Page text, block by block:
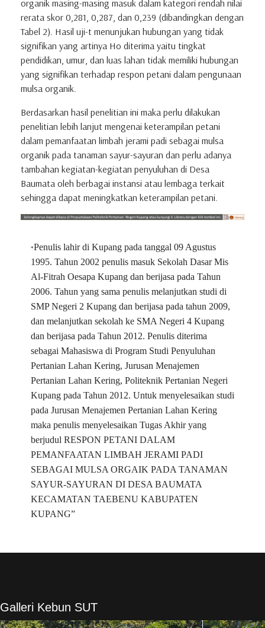
organik masing-masing masuk dalam kategori rendah nilai
rerata skor 0,281, 0,287, dan 0,239 (dibandingkan dengan
Tabel 2). Hasil uji-t menunjukan hubungan yang tidak
signifikan yang artinya Ho diterima yaitu tingkat
pendidikan, umur, dan luas lahan tidak memiliki hubungan
yang signifikan terhadap respon petani dalam pengunaan
mulsa organik.
Berdasarkan hasil penelitian ini maka perlu dilakukan
penelitian lebih lanjut mengenai keterampilan petani
dalam pemanfaatan limbah jerami padi sebagai mulsa
organik pada tanaman sayur-sayuran dan perlu adanya
tambahan kegiatan-kegiatan penyuluhan di Desa
Baumata oleh berbagai instansi atau lembaga terkait
sehingga dapat meningkatkan keterampilan petani.
*Penulis lahir di Kupang pada tanggal 09 Agustus
1995. Tahun 2002 penulis masuk Sekolah Dasar Mis
Al-Fitrah Oesapa Kupang dan berijasa pada Tahun
2006. Tahun yang sama penulis melanjutkan studi di
SMP Negeri 2 Kupang dan berijasa pada tahun 2009,
dan melanjutkan sekolah ke SMA Negeri 4 Kupang
dan berijasa pada Tahun 2012. Penulis diterima
sebagai Mahasiswa di Program Studi Penyuluhan
Pertanian Lahan Kering, Jurusan Menajemen
Pertanian Lahan Kering, Politeknik Pertanian Negeri
Kupang pada Tahun 2012. Untuk menyelesaikan studi
pada Jurusan Menajemen Pertanian Lahan Kering
maka penulis menyelesaikan Tugas Akhir yang
berjudul RESPON PETANI DALAM
PEMANFAATAN LIMBAH JERAMI PADI
SEBAGAI MULSA ORGAIK PADA TANAMAN
SAYUR-SAYURAN DI DESA BAUMATA
KECAMATAN TAEBENU KABUPATEN
KUPANG”
Galleri Kebun SUT